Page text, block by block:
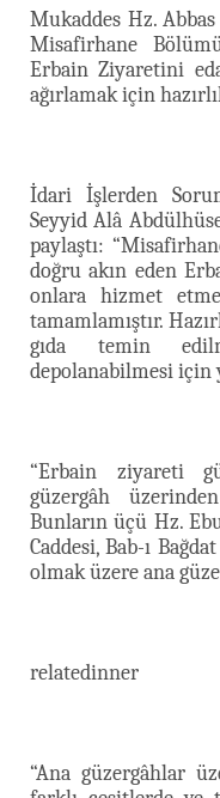
Mukaddes Hz. Abbas
Misafirhane
Erbain Ziyaretini
ağırlamak için
İdari İşlerden
Seyyid Alâ
paylaştı:
doğru akın eden
onlara hizmet
tamamlamıştır.
gıda temin
depolanabilmesi için
“Erbain ziyareti
güzergâh
Bunların üçü Hz.
Caddesi, Bab-ı
olmak üzere ana
relatedinner
“Ana güzergâhlar